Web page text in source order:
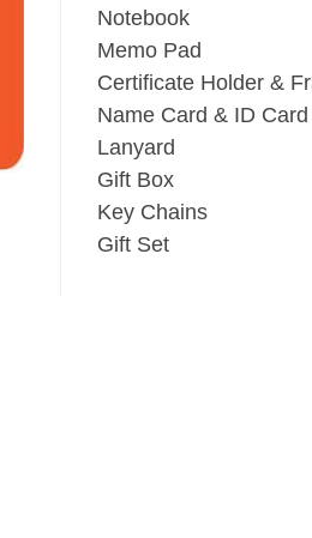
Notebook
Memo Pad
Certificate Holder &
Name Card & ID
Lanyard
Gift Box
Key Chains
Gift Set